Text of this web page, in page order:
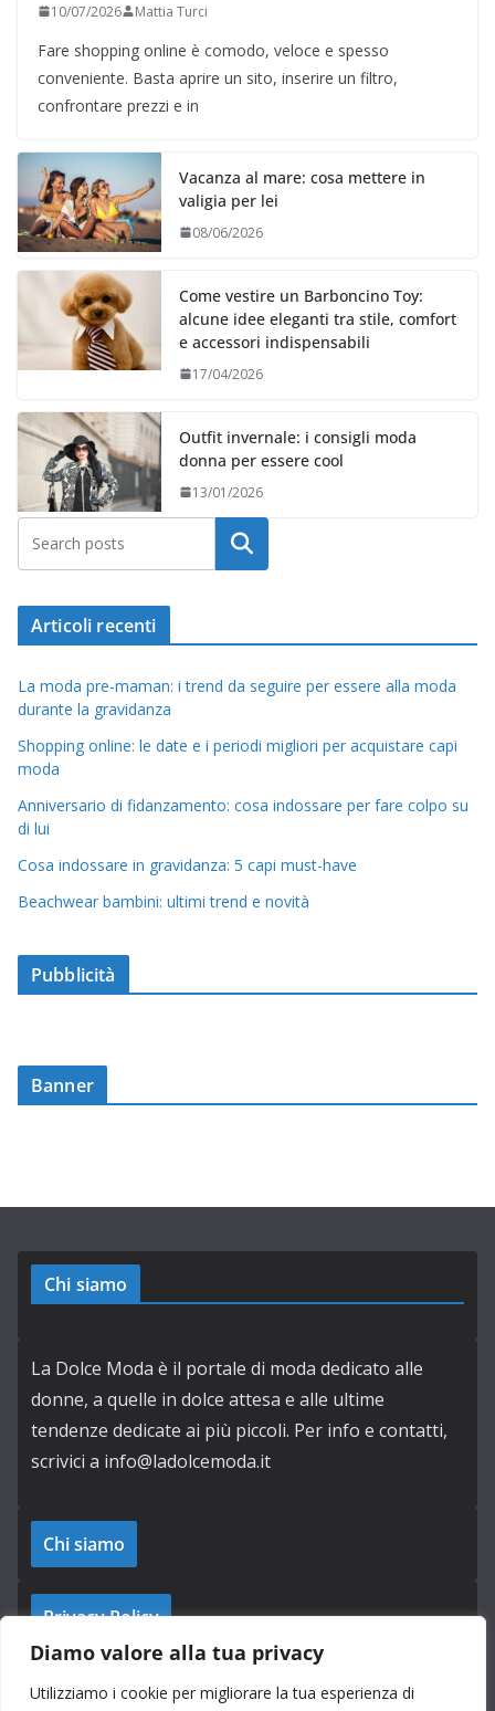
Diamo valore alla tua privacy
Utilizziamo i cookie per migliorare la tua esperienza di
10/07/2026 Mattia Turci
Fare shopping online è comodo, veloce e spesso
conveniente. Basta aprire un sito, inserire un filtro,
confrontare prezzi e in
Vacanza al mare: cosa mettere in
valigia per lei
08/06/2026
Come vestire un Barboncino Toy:
alcune idee eleganti tra stile, comfort
e accessori indispensabili
17/04/2026
Outfit invernale: i consigli moda
donna per essere cool
13/01/2026
Cerca
Articoli recenti
La moda pre-maman: i trend da seguire per essere alla moda
durante la gravidanza
Shopping online: le date e i periodi migliori per acquistare capi
moda
Anniversario di fidanzamento: cosa indossare per fare colpo su
di lui
Cosa indossare in gravidanza: 5 capi must-have
Beachwear bambini: ultimi trend e novità
Pubblicità
Banner
Chi siamo
La Dolce Moda è il portale di moda dedicato alle
donne, a quelle in dolce attesa e alle ultime
tendenze dedicate ai più piccoli. Per info e contatti,
scrivici a info@ladolcemoda.it
Chi siamo
Privacy Policy
Cookie Policy